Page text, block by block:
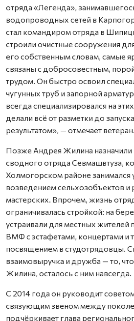
отряда «Легенда»,
водопроводных сетей в
стал командиром отряда в
строили очистные сооружения
его собственным словам, самые
связаны с добросовестным,
трудом. Он быстро освоил
чугунных труб и запорной
всегда специализировался на
делали всё от разметки до
результатом», — отмечает ветеран.
Позже Андрея Жилина
сводного отряда Севмашвтуза,
Холмогорском районе занимался
возведением сельхозобъектов и
мастерских. Впрочем, жизнь
ограничивалась стройкой: на
устраивали для местных жителей
ВМФ с эстафетами, концертами и
посвящением в студотрядовцы.
взаимовыручка и дружба — то,
Жилина, осталось с ним навсегда.
С 2014 года он руководит
связующим звеном между
подчёркивает глава